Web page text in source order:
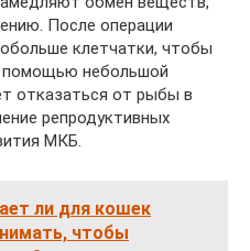
После операции
клетчатки, чтобы
помощью небольшой
отказаться от рыбы в
репродуктивных
МКБ.
ли для кошек
чтобы